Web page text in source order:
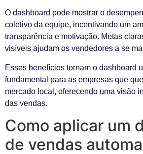
O dashboard pode mostrar o
coletivo da equipe, incentivando um
transparência e motivação. Metas
visíveis ajudam os vendedores a se
Esses benefícios tornam o dashboard
fundamental para as empresas que
mercado local, oferecendo uma visão
das vendas.
Como aplicar um
de vendas